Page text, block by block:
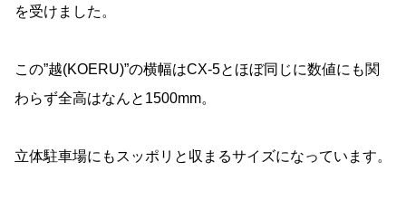
を受けました。
この”越(KOERU)”の横幅はCX-5とほぼ同じに数値にも関
わらず全高はなんと1500mm。
立体駐車場にもスッポリと収まるサイズになっています。